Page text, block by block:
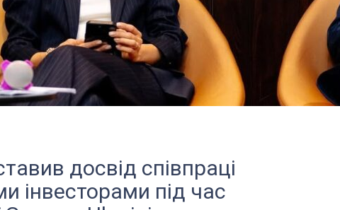
досвід співпраці
інвесторами під час